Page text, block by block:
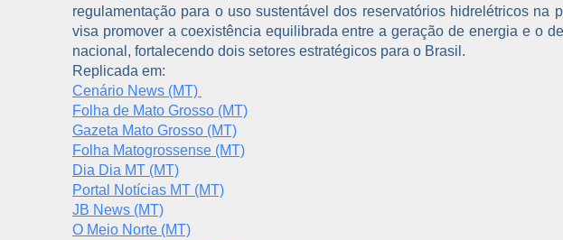
regulamentação para o uso sustentável dos reservatórios hidrelétricos na
visa promover a coexistência equilibrada entre a geração de energia e o
nacional, fortalecendo dois setores estratégicos para o Brasil.
Replicada em:
Cenário News (MT)
Folha de Mato Grosso (MT)
Gazeta Mato Grosso (MT)
Folha Matogrossense (MT)
Dia Dia MT (MT)
Portal Notícias MT (MT)
JB News (MT)
O Meio Norte (MT)